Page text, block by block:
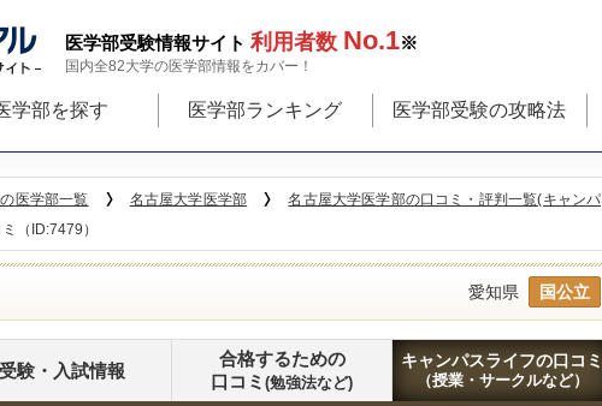
医学部受験情報サイト 利用者数 No.1※
国内全82大学の医学部情報をカバー！
学部を探す 医学部ランキング 医学部受験の攻略法
医学部一覧 名古屋大学医学部
名古屋大学医学部の口コミ・評判一覧(キャンパ
（ID:7479）
愛知県 国公立
受験・入試情報
合格するための
口コミ (勉強法など)
キャンパスライフの口コミ
（授業・サークルなど）